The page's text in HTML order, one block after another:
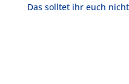
Das solltet ihr euch